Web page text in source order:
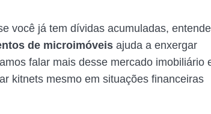
você já tem dívidas acumuladas,
de microimóveis ajuda a enxergar
falar mais desse mercado imobiliário
kitnets mesmo em situações financeiras